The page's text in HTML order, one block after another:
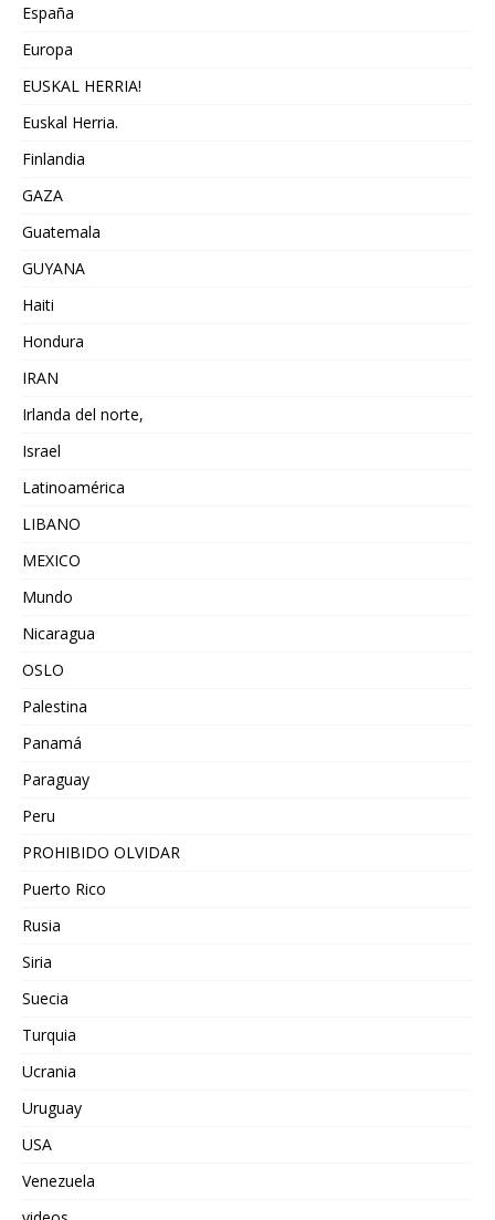
España
Europa
EUSKAL HERRIA!
Euskal Herria.
Finlandia
GAZA
Guatemala
GUYANA
Haiti
Hondura
IRAN
Irlanda del norte,
Israel
Latinoamérica
LIBANO
MEXICO
Mundo
Nicaragua
OSLO
Palestina
Panamá
Paraguay
Peru
PROHIBIDO OLVIDAR
Puerto Rico
Rusia
Siria
Suecia
Turquia
Ucrania
Uruguay
USA
Venezuela